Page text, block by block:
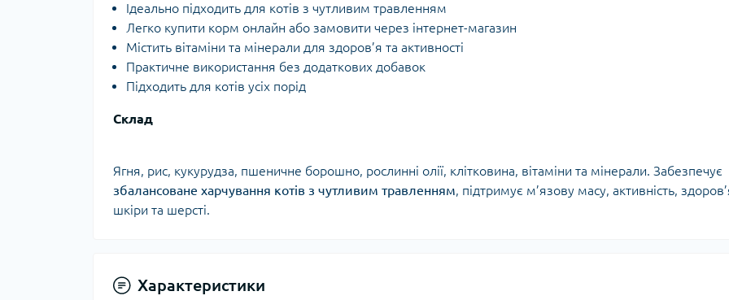
Ідеально підходить для котів з чутливим травленням
Легко купити корм онлайн або замовити через інтернет-магазин
Містить вітаміни та мінерали для здоров’я та активності
Практичне використання без додаткових добавок
Підходить для котів усіх порід
Склад
Ягня, рис, кукурудза, пшеничне борошно, рослинні олії, клітковина, вітаміни та мінерали. Забезпечує
збалансоване харчування котів з чутливим травленням, підтримує м’язову масу, активність,
шкіри та шерсті.
Характеристики